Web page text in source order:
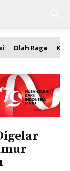
Olah Raga